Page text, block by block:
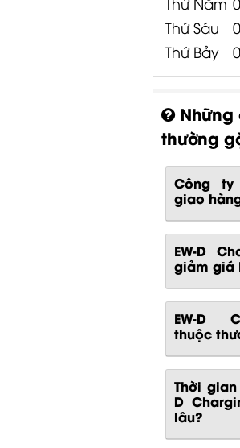
Thứ Sáu
Thứ Bảy
Những
thường
Công
giao
EW-D
giảm giá
EW-D
thuộc
Thời
D
lâu?